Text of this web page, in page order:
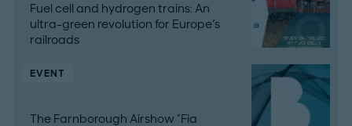
Fuel cell and hydrogen trains: An
ultra-green revolution for Europe's
railroads
EVENT
The Farnborough Airshow "Fia